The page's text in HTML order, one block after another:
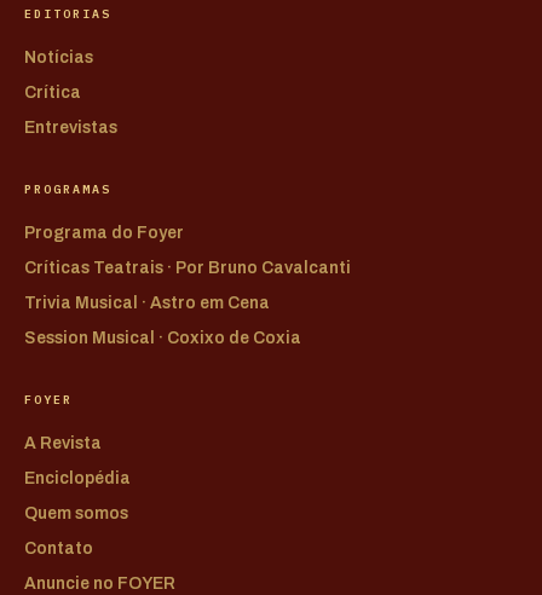
EDITORIAS
Notícias
Crítica
Entrevistas
PROGRAMAS
Programa do Foyer
Críticas Teatrais · Por Bruno Cavalcanti
Trivia Musical · Astro em Cena
Session Musical · Coxixo de Coxia
FOYER
A Revista
Enciclopédia
Quem somos
Contato
Anuncie no FOYER